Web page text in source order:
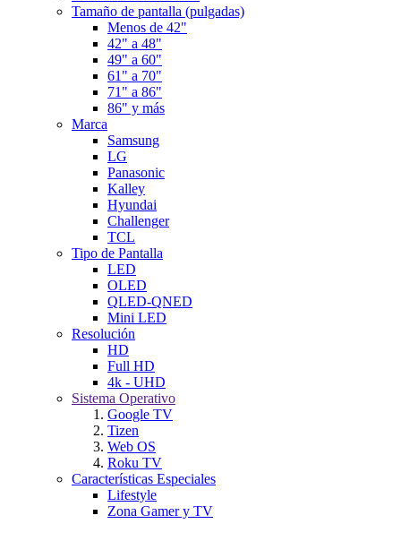
Tamaño de pantalla (pulgadas)
Menos de 42"
42" a 48"
49" a 60"
61" a 70"
71" a 86"
86" y más
Marca
Samsung
LG
Panasonic
Kalley
Hyundai
Challenger
TCL
Tipo de Pantalla
LED
OLED
QLED-QNED
Mini LED
Resolución
HD
Full HD
4k - UHD
Sistema Operativo
Google TV
Tizen
Web OS
Roku TV
Características Especiales
Lifestyle
Zona Gamer y TV